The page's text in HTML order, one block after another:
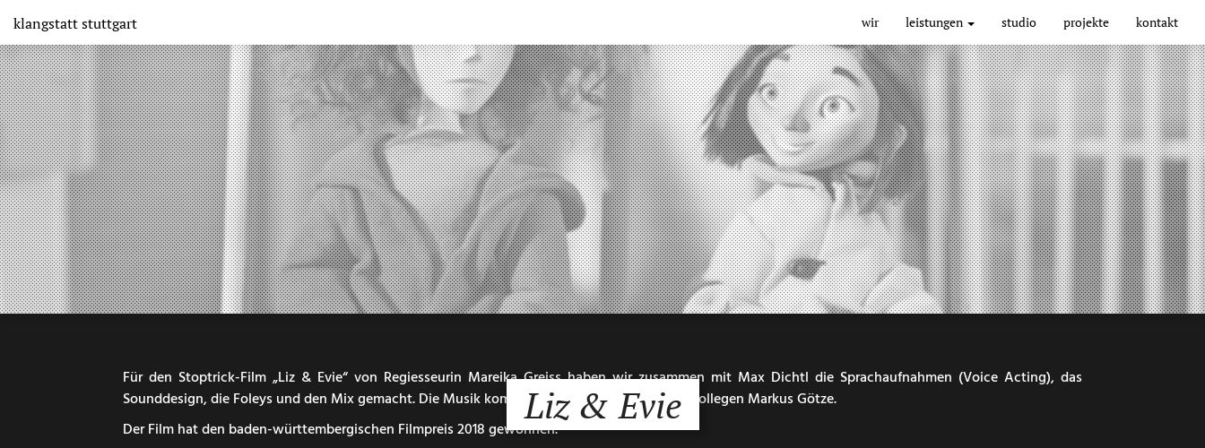
zum
Inhalt
klangstattstuttgart Main
navigation
wir leistungen studio projekte kontakt
Liz & Evie
Für den Stoptrick-Film „Liz & Evie“ von Regiesseurin Mareika Greiss haben wir zusammen mit Max Dichtl die Sprachaufnahmen (Voice Acting), das
Sounddesign, die Foleys und den Mix gemacht. Die Musik kommt von unserem Freund und Kollegen Markus Götze.
Der Film hat den baden-württembergischen Filmpreis 2018 gewonnen.